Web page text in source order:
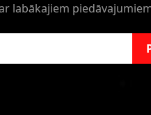
labākajiem